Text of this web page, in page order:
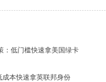
：低门槛快速拿美国绿卡
本快速拿英联邦身份